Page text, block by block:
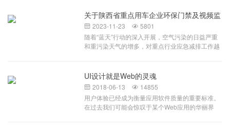
关于陕西省重点用车企业环保门禁及视频监
控系统
 2023-11-23  5801
随着“蓝天”行动的深入开展，空气污染的日益严重
和重污染天气的增多，对重点行业应急减排工作越
管，对于拟申报A、B级和引领性企业，要求企业按
照当地生态环境部门要求建立环保门禁电子台账。
环保门禁电子台账及视频监控系统，配合企业门禁
系统形成一套合理并且符合规范的车辆运输监控系
统，加强流程自动处理功能，赋予司机自主处理能
UI设计就是Web的灵魂
 2018-06-13  14855
用户体验已经成为衡量应用软件质量的重要标准。
在过去我们可能会惊叹于某个Web应用的华丽界